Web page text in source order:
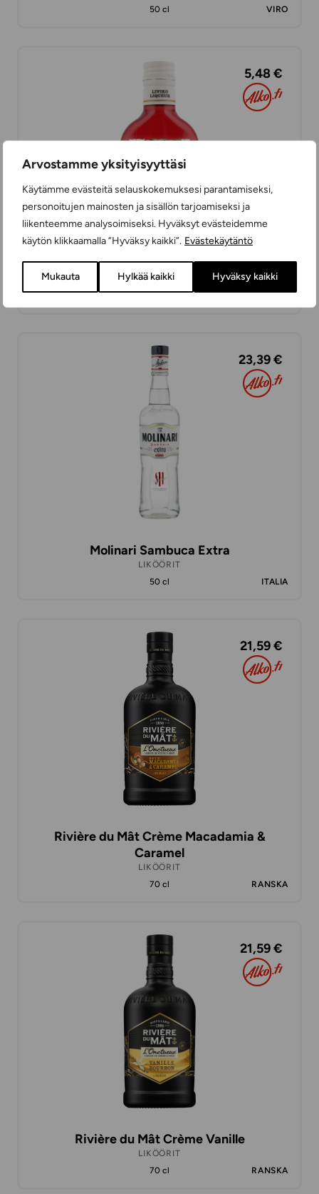
Arvostamme yksityisyyttäsi
Käytämme evästeitä selauskokemuksesi parantamiseksi,
personoitujen mainosten ja sisällön tarjoamiseksi ja
liikenteemme analysoimiseksi. Hyväksyt evästeidemme
käytön klikkaamalla ”Hyväksy kaikki”. Evästekäytäntö
Mukauta Hylkää kaikki Hyväksy kaikki
50 cl VIRO
5,48 €
Metsmaasikas Wild Strawberry muovipullo
LIKÖÖRIT
20 cl
VIRO
23,39 €
Molinari Sambuca Extra
LIKÖÖRIT
50 cl
ITALIA
21,59 €
Rivière du Mât Crème Macadamia &
Caramel
LIKÖÖRIT
70 cl
RANSKA
21,59 €
Rivière du Mât Crème Vanille
LIKÖÖRIT
70 cl
RANSKA